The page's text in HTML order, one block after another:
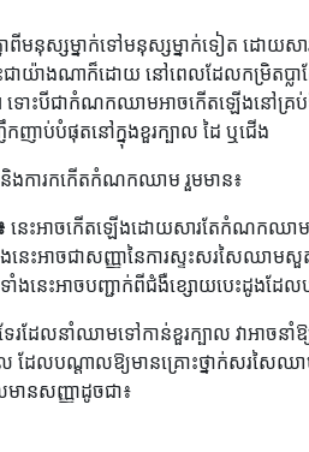
មនុស្សម្នាក់ទៅមនុស្សម្នាក់ទៀត ដោយសារវ
ាយ៉ាងណាក៏ដោយ នៅពេលដែលកម្រិតប្លាក
ោះបីជាកំណកឈាមអាចកើតឡើងនៅគ្រប់
ញាប់បំផុតនៅក្នុងខួរក្បាល ដៃ ឬជើង
និងការកកើតកំណកឈាម រួមមាន៖
នេះអាចកើតឡើងដោយសារតែកំណកឈាម
នេះអាចជាសញ្ញានៃការស្ទះសរសៃឈាមសួ
ាំងនេះអាចបញ្ជាក់ពីជំងឺខ្សោយបេះដូង
លនាំឈាមទៅកាន់ខួរក្បាល វាអាចនាំឱ្យ
លបណ្តាលឱ្យមានគ្រោះថ្នាក់សរសៃឈា
ានសញ្ញាដូចជា៖